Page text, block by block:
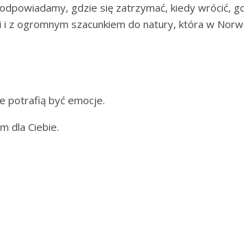
gdzie się zatrzymać, kiedy wrócić,
z ogromnym szacunkiem do natury, która w
potrafią być emocje.
dla Ciebie.